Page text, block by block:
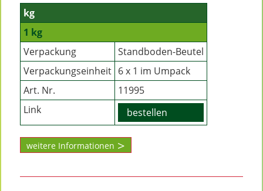
kg
1 kg
Verpackung
Standboden-Beutel
Verpackungseinheit 6 x 1 im Umpack
Art. Nr.
11995
Link
bestellen
weitere Informationen